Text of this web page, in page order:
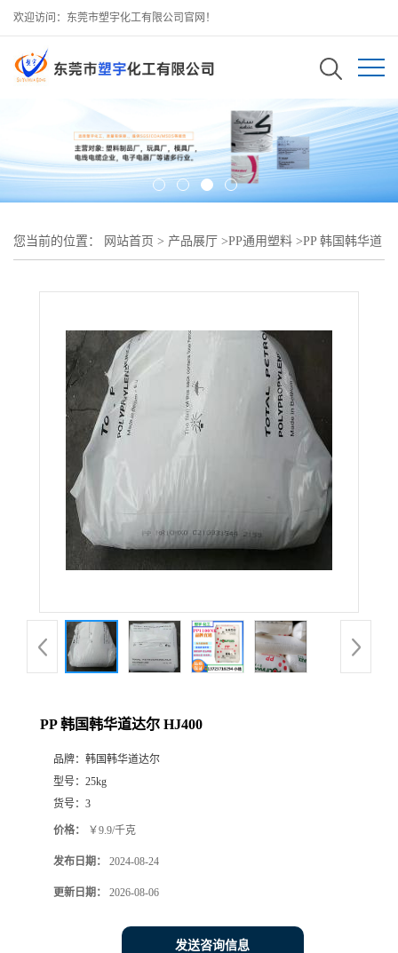
欢迎访问：东莞市塑宇化工有限公司官网！
您当前的位置： 网站首页 > 产品展厅 >PP通用塑料 >PP 韩国韩华道
PP 韩国韩华道达尔 HJ400
品牌： 韩国韩华道达尔
型号： 25kg
货号： 3
价格： ￥9.9/千克
发布日期： 2024-08-24
更新日期： 2026-08-06
发送咨询信息